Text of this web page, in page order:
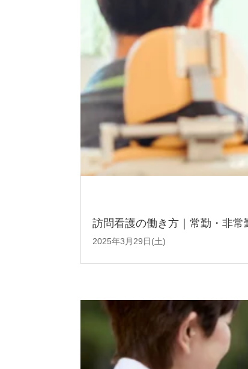
訪問看護の働き方｜常勤・非
2025年3月29日(土)